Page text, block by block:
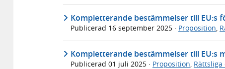
Kompletterande bestämmelser till EU:s
Publicerad 16 september 2025 · Proposition,
Kompletterande bestämmelser till EU:s
Publicerad 01 juli 2025 · Proposition